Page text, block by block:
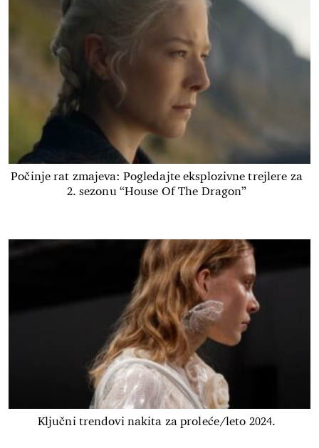
Počinje rat zmajeva: Pogledajte eksplozivne trejlere za
2. sezonu “House Of The Dragon”
Ključni trendovi nakita za proleće/leto 2024.